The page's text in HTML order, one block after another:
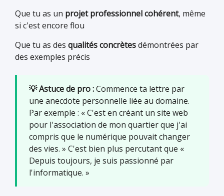
Que tu as un projet professionnel cohérent, même
si c'est encore flou
Que tu as des qualités concrètesdémontrées par
des exemples précis
💡 Astuce de pro :Commence ta lettre par
une anecdote personnelle liée au domaine.
Par exemple : « C'est en créant un site web
pour l'association de mon quartier que j'ai
compris que le numérique pouvait changer
des vies. » C'est bien plus percutant que «
Depuis toujours, je suis passionné par
l'informatique. »